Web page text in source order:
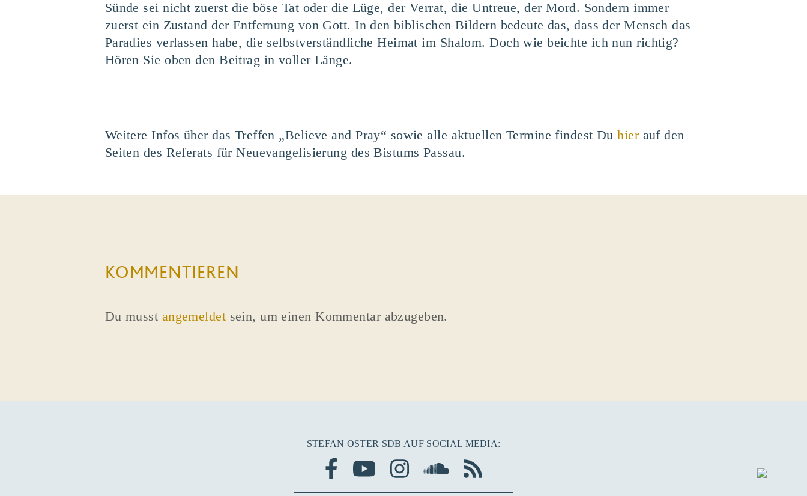
Sünde sei nicht zuerst die böse Tat oder die Lüge, der Verrat, die Untreue, der Mord. Sondern immer
zuerst ein Zustand der Entfernung von Gott. In den biblischen Bildern bedeute das, dass der Mensch das
Paradies verlassen habe, die selbstverständliche Heimat im Shalom. Doch wie beichte ich nun richtig?
Hören Sie oben den Beitrag in voller Länge.
Weitere Infos über das Treffen „Believe and Pray“ sowie alle aktuellen Termine findest Duhierauf den
Seiten des Referats für Neuevangelisierung des Bistums Passau.
KOMMENTIEREN
Du musst angemeldet sein, um einen Kommentar abzugeben.
STEFAN OSTER SDB AUF SOCIAL MEDIA: